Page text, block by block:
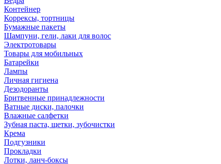
Контейнер
Коррексы, тортницы
Бумажные пакеты
Шампуни, гели, лаки для волос
Электротовары
Товары для мобильных
Батарейки
Лампы
Личная гигиена
Дезодоранты
Бритвенные принадлежности
Ватные диски, палочки
Влажные салфетки
Зубная паста, щетки, зубочистки
Крема
Подгузники
Прокладки
Лотки, ланч-боксы